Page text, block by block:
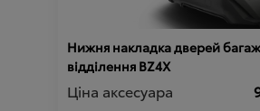
Нижня накладка дверей
відділення BZ4X
Ціна аксесуара